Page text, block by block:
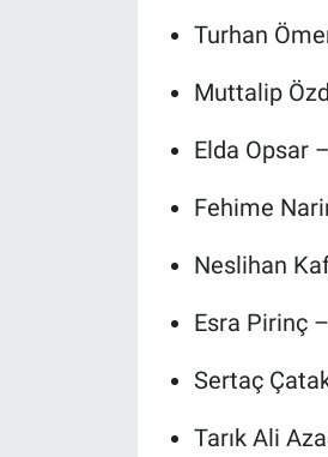
Turhan
Muttalip
Elda Opsar
Fehime
Neslihan
Esra Pirinç
Sertaç
Tarık Ali